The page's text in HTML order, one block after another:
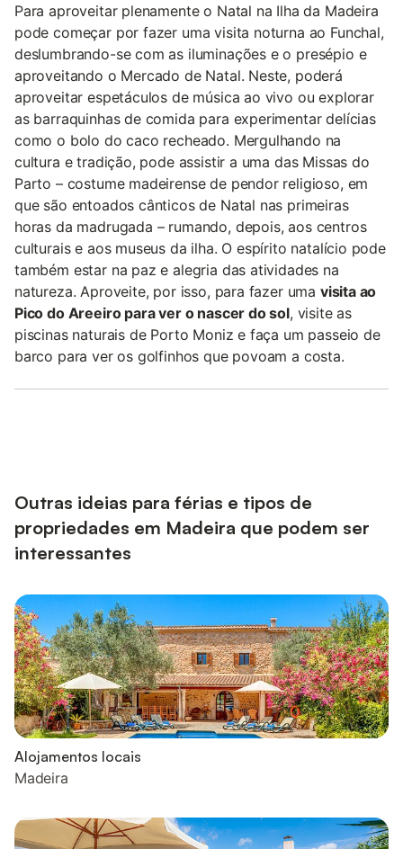
Para aproveitar plenamente o Natal na Ilha da Madeira
pode começar por fazer uma visita noturna ao Funchal,
deslumbrando-se com as iluminações e o presépio e
aproveitando o Mercado de Natal. Neste, poderá
aproveitar espetáculos de música ao vivo ou explorar
as barraquinhas de comida para experimentar delícias
como o bolo do caco recheado. Mergulhando na
cultura e tradição, pode assistir a uma das Missas do
Parto – costume madeirense de pendor religioso, em
que são entoados cânticos de Natal nas primeiras
horas da madrugada – rumando, depois, aos centros
culturais e aos museus da ilha. O espírito natalício pode
também estar na paz e alegria das atividades na
natureza. Aproveite, por isso, para fazer uma visita ao
Pico do Areeiro para ver o nascer do sol, visite as
piscinas naturais de Porto Moniz e faça um passeio de
barco para ver os golfinhos que povoam a costa.
Outras ideias para férias e tipos de
propriedades em Madeira que podem ser
interessantes
Alojamentos locais
Madeira